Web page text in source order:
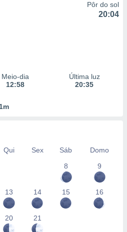
Pôr do sol
20:04
Meio-dia
12:58
Última luz
20:35
Qui Sex Sáb
Domo
8
9
13 14 15 16
20 21